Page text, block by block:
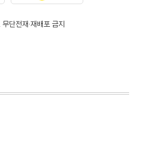
단전재·재배포 금지